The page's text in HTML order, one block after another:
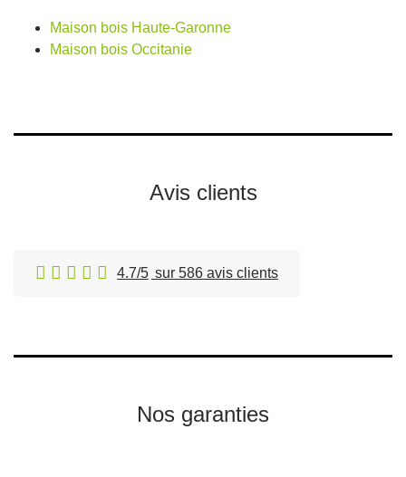
Maison bois Haute-Garonne
Maison bois Occitanie
Avis clients
4.7/5 sur 586 avis clients
Nos garanties